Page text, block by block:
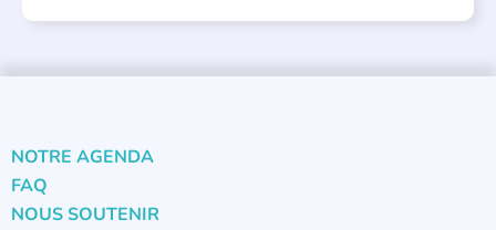
NOTRE AGENDA
FAQ
NOUS SOUTENIR